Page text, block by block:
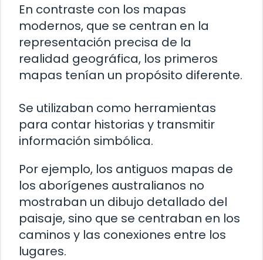
En contraste con los mapas
modernos, que se centran en la
representación precisa de la
realidad geográfica, los primeros
mapas tenían un propósito diferente.
Se utilizaban como herramientas
para contar historias y transmitir
información simbólica.
Por ejemplo, los antiguos mapas de
los aborígenes australianos no
mostraban un dibujo detallado del
paisaje, sino que se centraban en los
caminos y las conexiones entre los
lugares.